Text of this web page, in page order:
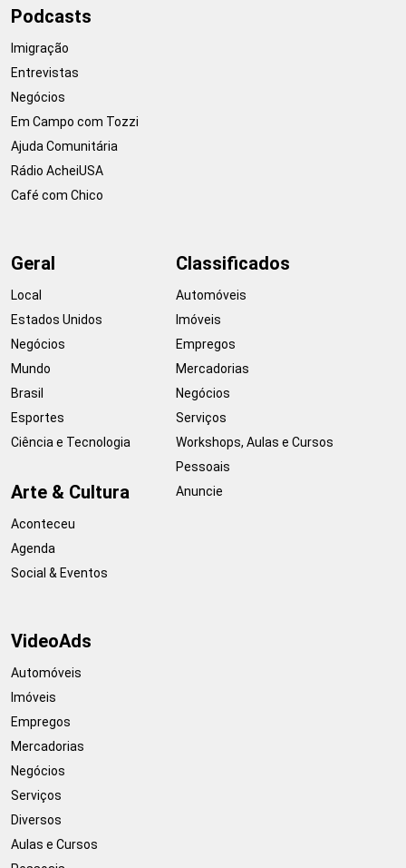
Podcasts
Imigração
Entrevistas
Negócios
Em Campo com Tozzi
Ajuda Comunitária
Rádio AcheiUSA
Café com Chico
Geral
Local
Estados Unidos
Negócios
Mundo
Brasil
Esportes
Ciência e Tecnologia
Arte & Cultura
Aconteceu
Agenda
Social & Eventos
Classificados
Automóveis
Imóveis
Empregos
Mercadorias
Negócios
Serviços
Workshops, Aulas e Cursos
Pessoais
Anuncie
VideoAds
Automóveis
Imóveis
Empregos
Mercadorias
Negócios
Serviços
Diversos
Aulas e Cursos